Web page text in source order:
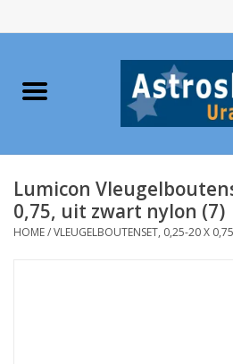
Home
Telescopen
Accessoires
Lumicon
0,75, uit zwart nylon (7)
HOME/VLEUGELBOUTENSET, 0,25-20 X